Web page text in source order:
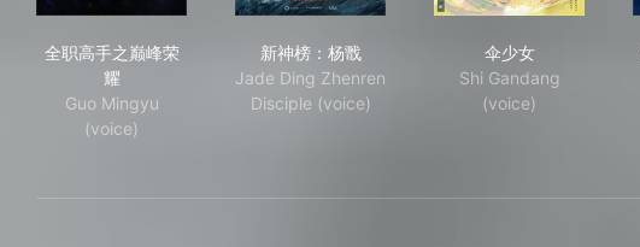
全职高手之巅峰荣
耀
Guo Mingyu
(voice)
新神榜：杨戬
Jade Ding Zhenren
Disciple (voice)
伞少女
Shi Gandang
(voice)